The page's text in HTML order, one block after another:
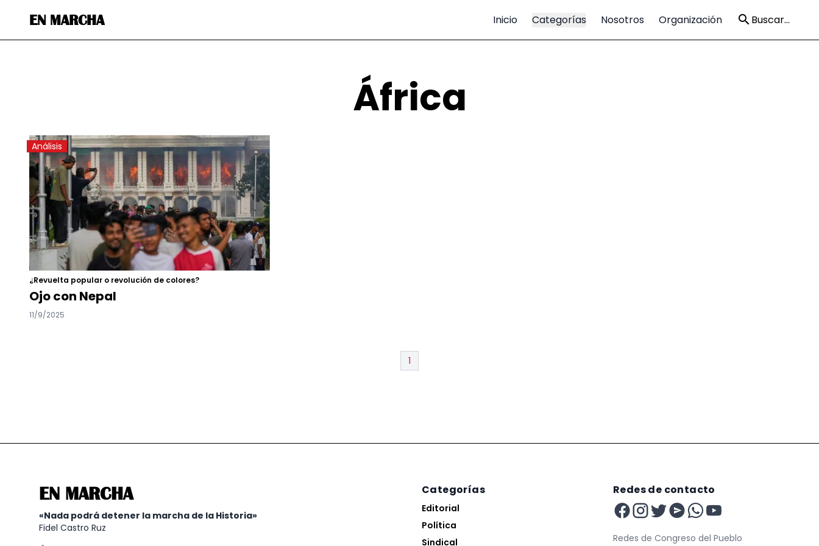
EN MARCHA Inicio Categorías Nosotros Organización Buscar...
África
Análisis
¿Revuelta popular o revolución de colores?
Ojo con Nepal
11/9/2025
1
EN MARCHA
«Nada podrá detener la marcha de la Historia»
Fidel Castro Ruz
Categorías
Editorial
Política
Sindical
Redes de contacto
Redes de Congreso del Pueblo